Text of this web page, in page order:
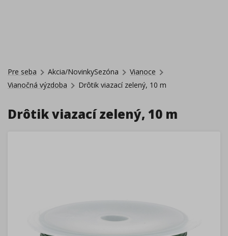
Pre seba Akcia/NovinkySezóna
Vianoce
Vianočná výzdoba
Drôtik viazací zelený, 10 m
Drôtik viazací zelený, 10 m